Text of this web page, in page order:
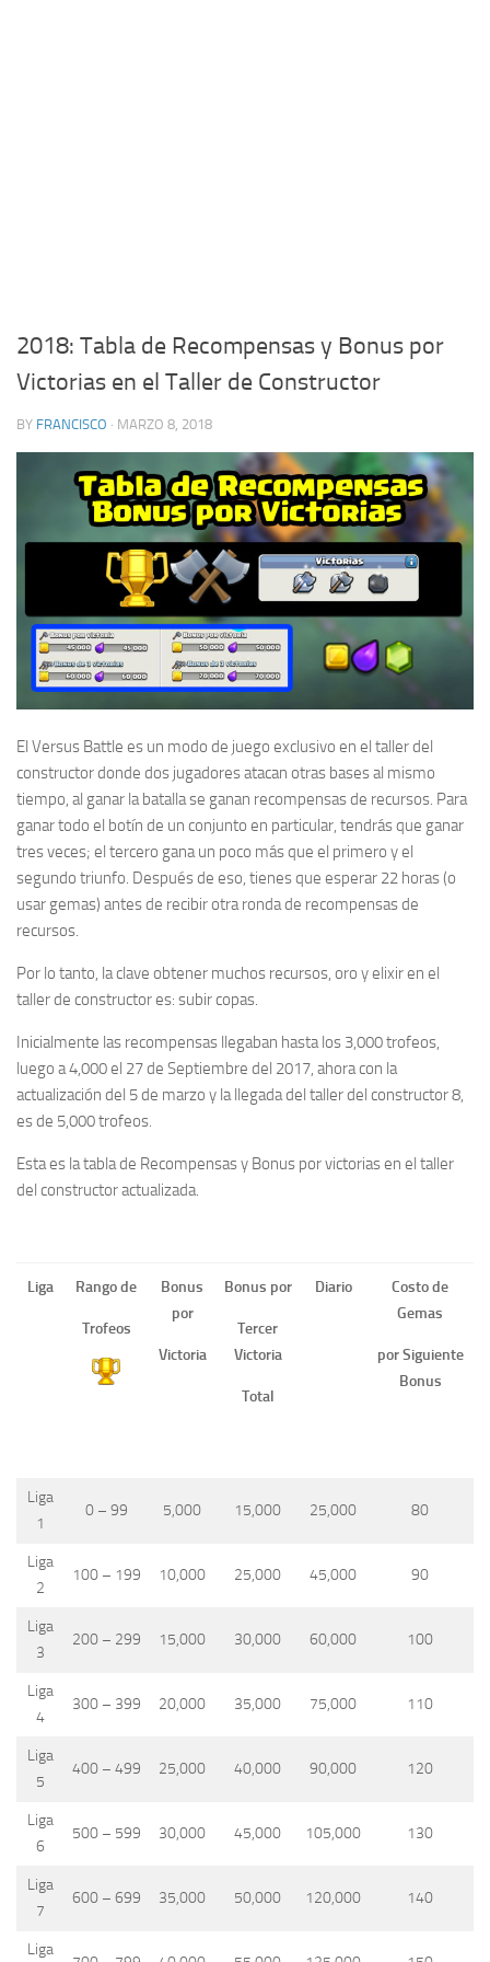
2018: Tabla de Recompensas y Bonus por
Victorias en el Taller de Constructor
BY FRANCISCO · MARZO 8, 2018
El Versus Battle es un modo de juego exclusivo en el taller del
constructor donde dos jugadores atacan otras bases al mismo
tiempo, al ganar la batalla se ganan recompensas de recursos. Para
ganar todo el botín de un conjunto en particular, tendrás que ganar
tres veces; el tercero gana un poco más que el primero y el
segundo triunfo. Después de eso, tienes que esperar 22 horas (o
usar gemas) antes de recibir otra ronda de recompensas de
recursos.
Por lo tanto, la clave obtener muchos recursos, oro y elixir en el
taller de constructor es: subir copas.
Inicialmente las recompensas llegaban hasta los 3,000 trofeos,
luego a 4,000 el 27 de Septiembre del 2017, ahora con la
actualización del 5 de marzo y la llegada del taller del constructor 8,
es de 5,000 trofeos.
Esta es la tabla de Recompensas y Bonus por victorias en el taller
del constructor actualizada.
Liga Rango de
Trofeos
Bonus
por
Victoria
Bonus por
Tercer
Victoria
Total
Diario
Costo de
Gemas
por Siguiente
Bonus
Liga
1
0 – 99 5,000 15,000 25,000 80
Liga
2
100 – 199 10,000 25,000 45,000 90
Liga
3
200 – 299 15,000 30,000 60,000 100
Liga
4
300 – 399 20,000 35,000 75,000 110
Liga
5
400 – 499 25,000 40,000 90,000 120
Liga
6
500 – 599 30,000 45,000 105,000 130
Liga
7
600 – 699 35,000 50,000 120,000 140
Liga